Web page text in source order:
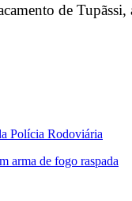
de
Polícia Rodoviária
arma de fogo raspada